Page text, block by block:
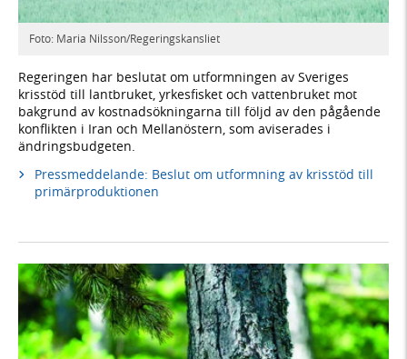
Foto: Maria Nilsson/Regeringskansliet
Regeringen har beslutat om utformningen av Sveriges
krisstöd till lantbruket, yrkesfisket och vattenbruket mot
bakgrund av kostnadsökningarna till följd av den pågående
konflikten i Iran och Mellanöstern, som aviserades i
ändringsbudgeten.
Pressmeddelande: Beslut om utformning av krisstöd till
primärproduktionen